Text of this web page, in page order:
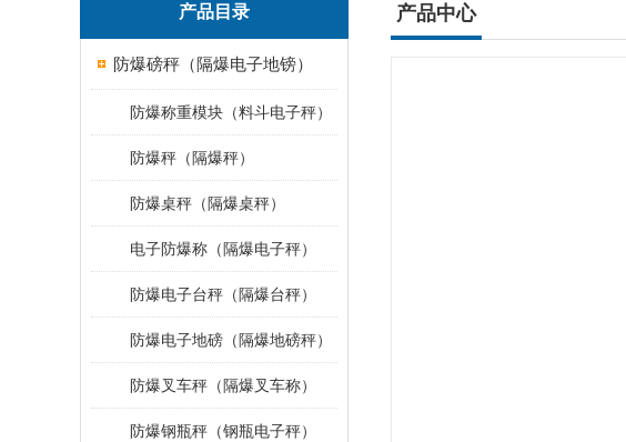
产品目录
防爆磅秤（隔爆电子地镑）
防爆称重模块（料斗电子秤）
防爆秤（隔爆秤）
防爆桌秤（隔爆桌秤）
电子防爆称（隔爆电子秤）
防爆电子台秤（隔爆台秤）
防爆电子地磅（隔爆地磅秤）
防爆叉车秤（隔爆叉车称）
防爆钢瓶秤（钢瓶电子秤）
产品中心